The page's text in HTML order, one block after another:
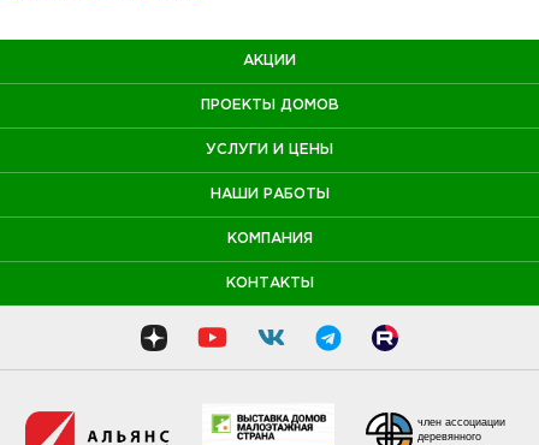
АКЦИИ
ПРОЕКТЫ ДОМОВ
УСЛУГИ И ЦЕНЫ
НАШИ РАБОТЫ
КОМПАНИЯ
КОНТАКТЫ
член ассоциации
деревянного